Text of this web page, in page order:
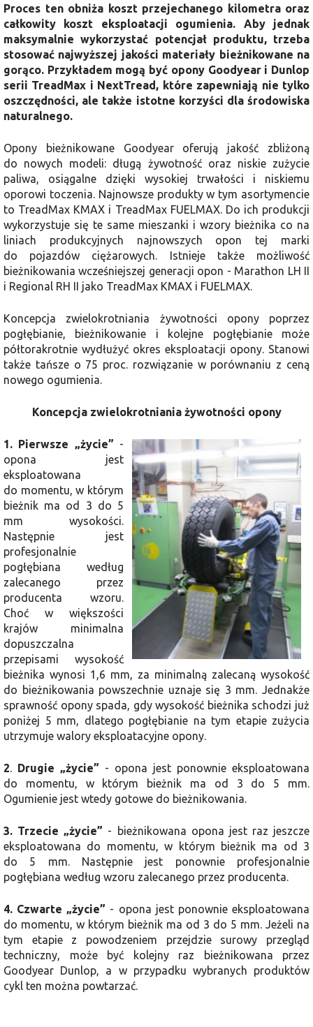
Proces ten obniża koszt przejechanego kilometra oraz
całkowity koszt eksploatacji ogumienia. Aby jednak
maksymalnie wykorzystać potencjał produktu, trzeba
stosować najwyższej jakości materiały bieżnikowane na
gorąco. Przykładem mogą być opony Goodyear i Dunlop
serii TreadMax i NextTread, które zapewniają nie tylko
oszczędności, ale także istotne korzyści dla środowiska
naturalnego.
Opony bieżnikowane Goodyear oferują jakość zbliżoną
do nowych modeli: długą żywotność oraz niskie zużycie
paliwa, osiągalne dzięki wysokiej trwałości i niskiemu
oporowi toczenia. Najnowsze produkty w tym asortymencie
to TreadMax KMAX i TreadMax FUELMAX. Do ich produkcji
wykorzystuje się te same mieszanki i wzory bieżnika co na
liniach produkcyjnych najnowszych opon tej marki
do pojazdów ciężarowych. Istnieje także możliwość
bieżnikowania wcześniejszej generacji opon - Marathon LH II
i Regional RH II jako TreadMax KMAX i FUELMAX.
Koncepcja zwielokrotniania żywotności opony poprzez
pogłębianie, bieżnikowanie i kolejne pogłębianie może
półtorakrotnie wydłużyć okres eksploatacji opony. Stanowi
także tańsze o 75 proc. rozwiązanie w porównaniu z ceną
nowego ogumienia.
Koncepcja zwielokrotniania żywotności opony
1. Pierwsze „życie” -
opona jest
eksploatowana
do momentu, w którym
bieżnik ma od 3 do 5
mm wysokości.
Następnie jest
profesjonalnie
pogłębiana według
zalecanego przez
producenta wzoru.
Choć w większości
krajów minimalna
dopuszczalna
przepisami wysokość
bieżnika wynosi 1,6 mm, za minimalną zalecaną wysokość
do bieżnikowania powszechnie uznaje się 3 mm. Jednakże
sprawność opony spada, gdy wysokość bieżnika schodzi już
poniżej 5 mm, dlatego pogłębianie na tym etapie zużycia
utrzymuje walory eksploatacyjne opony.
2 Drugie „życie” - opona jest ponownie eksploatowana
do momentu, w którym bieżnik ma od 3 do 5 mm.
Ogumienie jest wtedy gotowe do bieżnikowania.
3. Trzecie „życie” - bieżnikowana opona jest raz jeszcze
eksploatowana do momentu, w którym bieżnik ma od 3
do 5 mm. Następnie jest ponownie profesjonalnie
pogłębiana według wzoru zalecanego przez producenta.
4. Czwarte „życie” - opona jest ponownie eksploatowana
do momentu, w którym bieżnik ma od 3 do 5 mm. Jeżeli na
tym etapie z powodzeniem przejdzie surowy przegląd
techniczny, może być kolejny raz bieżnikowana przez
Goodyear Dunlop, a w przypadku wybranych produktów
cykl ten można powtarzać.